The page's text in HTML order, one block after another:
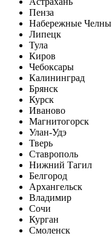
Пенза
Набережные Челны
Липецк
Тула
Киров
Чебоксары
Калининград
Брянск
Курск
Иваново
Магнитогорск
Улан-Удэ
Тверь
Ставрополь
Нижний Тагил
Белгород
Архангельск
Владимир
Сочи
Курган
Смоленск